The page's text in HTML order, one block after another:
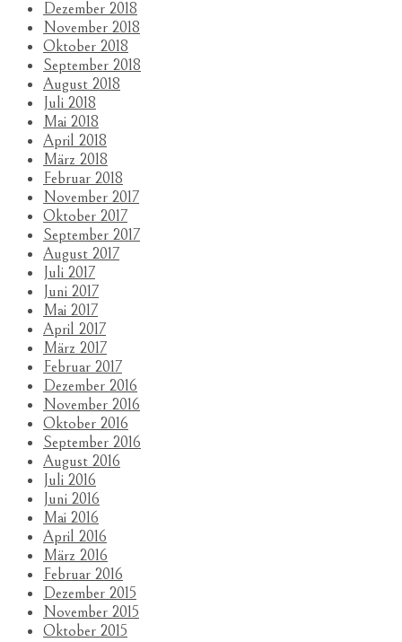
Dezember 2018
November 2018
Oktober 2018
September 2018
August 2018
Juli 2018
Mai 2018
April 2018
März 2018
Februar 2018
November 2017
Oktober 2017
September 2017
August 2017
Juli 2017
Juni 2017
Mai 2017
April 2017
März 2017
Februar 2017
Dezember 2016
November 2016
Oktober 2016
September 2016
August 2016
Juli 2016
Juni 2016
Mai 2016
April 2016
März 2016
Februar 2016
Dezember 2015
November 2015
Oktober 2015